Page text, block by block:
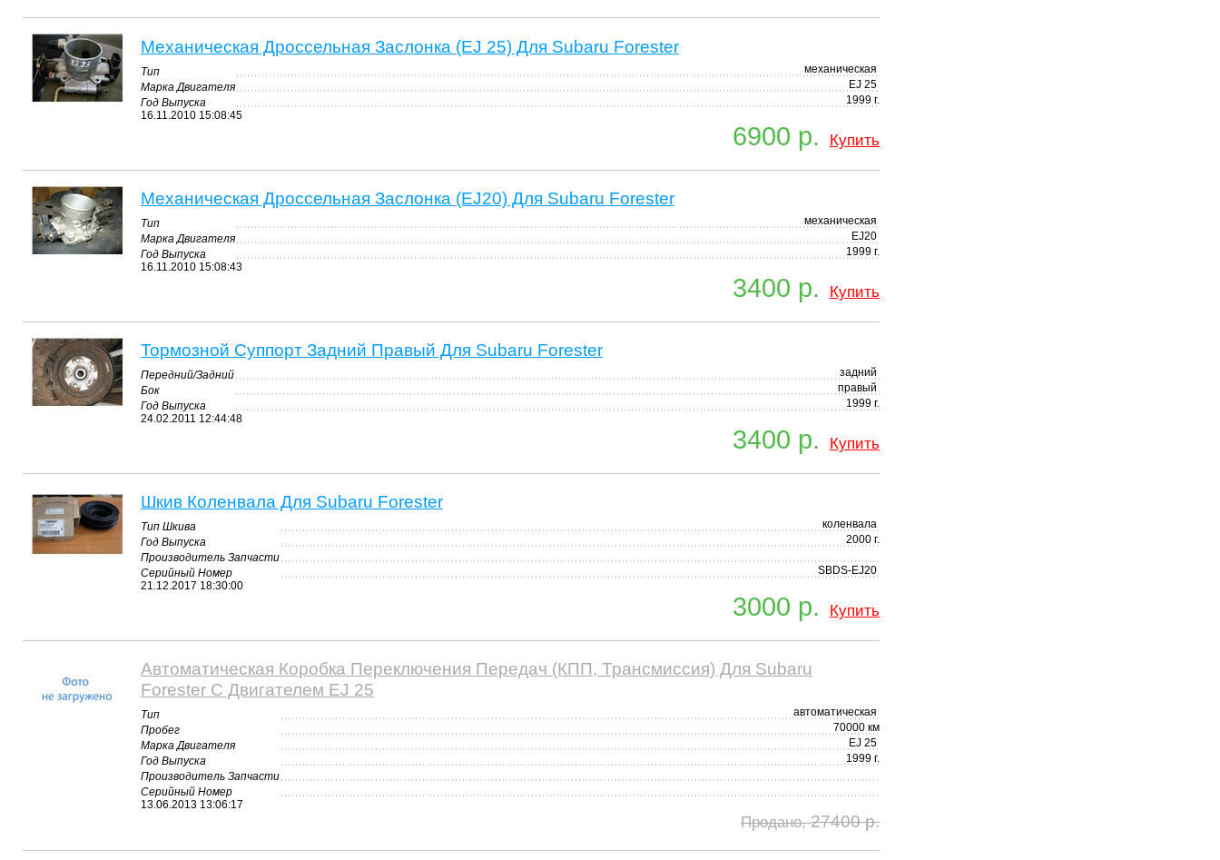
Механическая Дроссельная Заслонка (EJ 25) Для Subaru Forester
Тип
механическая
Марка Двигателя
EJ 25
Год Выпуска
1999 г.
16.11.2010 15:08:45
6900 р. Купить
Механическая Дроссельная Заслонка (EJ20) Для Subaru Forester
Тип
механическая
Марка Двигателя
EJ20
Год Выпуска
1999 г.
16.11.2010 15:08:43
3400 р. Купить
Тормозной Суппорт Задний Правый Для Subaru Forester
Передний/Задний
задний
Бок
правый
Год Выпуска
1999 г.
24.02.2011 12:44:48
3400 р. Купить
Шкив Коленвала Для Subaru Forester
Тип Шкива
коленвала
Год Выпуска
2000 г.
Производитель Запчасти
Серийный Номер
SBDS-EJ20
21.12.2017 18:30:00
3000 р. Купить
Автоматическая Коробка Переключения Передач (КПП, Трансмиссия) Для Subaru
Forester C Двигателем EJ 25
Тип
автоматическая
Пробег
70000 км
Марка Двигателя
EJ 25
Год Выпуска
1999 г.
Производитель Запчасти
Серийный Номер
13.06.2013 13:06:17
Продано,27400 р.